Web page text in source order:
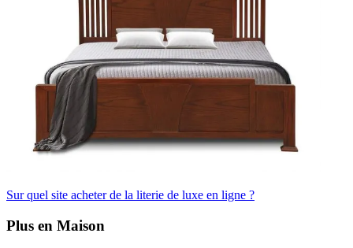
Sur quel site acheter de la literie de luxe en ligne ?
Plus en Maison